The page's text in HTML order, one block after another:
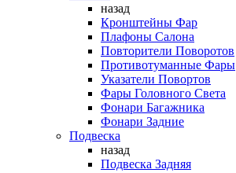
назад
Кронштейны Фар
Плафоны Салона
Повторители Поворотов
Противотуманные Фары
Указатели Повортов
Фары Головного Света
Фонари Багажника
Фонари Задние
Подвеска
назад
Подвеска Задняя